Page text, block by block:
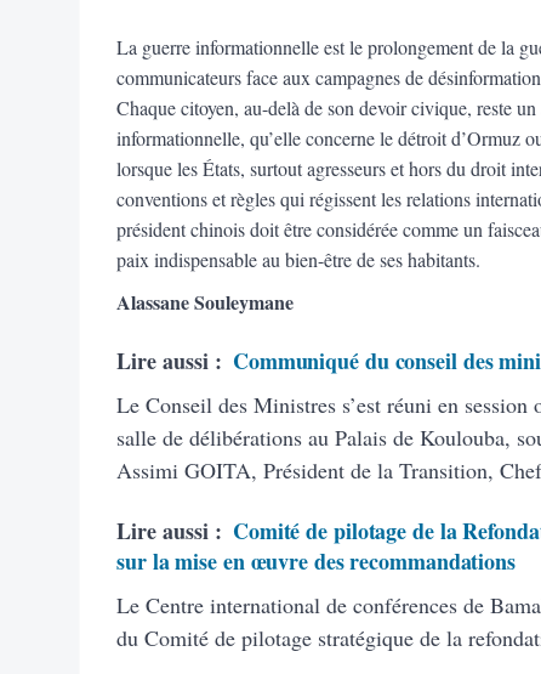
La guerre informationnelle est le prolongement de la
communicateurs face aux campagnes de
Chaque citoyen, au-delà de son devoir civique, reste
informationnelle, qu’elle concerne le détroit d’Ormuz
lorsque les États, surtout agresseurs et hors du droit
conventions et règles qui régissent les relations
président chinois doit être considérée comme un
paix indispensable au bien-être de ses habitants.
Alassane Souleymane
Lire aussi : Communiqué du conseil des
Le Conseil des Ministres s’est réuni en
salle de délibérations au Palais de Koulouba,
Assimi GOITA, Président de la Transition,
Lire aussi : Comité de pilotage de la
sur la mise en œuvre des recommandations
Le Centre international de conférences de
du Comité de pilotage stratégique de la